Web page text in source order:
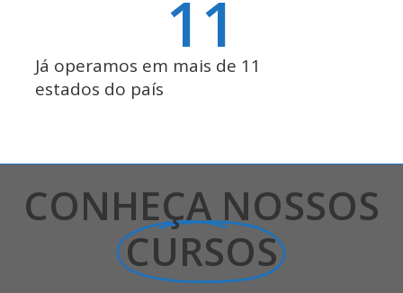
Já operamos em mais de 11
estados do país
11
CONHEÇA NOSSOS
CURSOS